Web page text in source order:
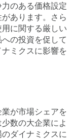
のある価格設定
あります。さら
に関する厳しい
の投資を促して
ミクスに影響を
が市場シェアを
数の大企業によ
ダイナミクスに